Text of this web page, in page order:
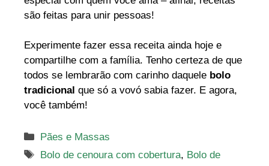
são feitas para unir pessoas!
Experimente fazer essa receita ainda hoje e
compartilhe com a família. Tenho certeza de que
todos se lembrarão com carinho daquele bolo
tradicional que só a vovó sabia fazer. E agora,
você também!
Categorias
Pães e Massas
Tags
Bolo de cenoura com cobertura, Bolo de